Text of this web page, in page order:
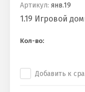
Артикул: янв.19
1.19 Игровой
Кол-во:
Добавить к